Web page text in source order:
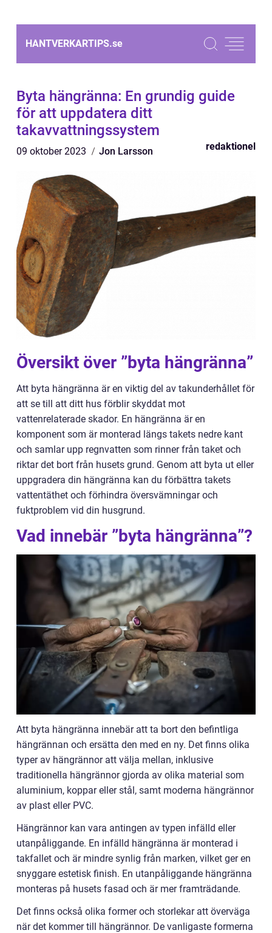
HANTVERKARTIPS.se
Byta hängränna: En grundig guide
för att uppdatera ditt
takavvattningssystem
09 oktober 2023 Jon Larsson redaktionel
Översikt över ”byta hängränna”
Att byta hängränna är en viktig del av takunderhållet för
att se till att ditt hus förblir skyddat mot
vattenrelaterade skador. En hängränna är en
komponent som är monterad längs takets nedre kant
och samlar upp regnvatten som rinner från taket och
riktar det bort från husets grund. Genom att byta ut eller
uppgradera din hängränna kan du förbättra takets
vattentäthet och förhindra översvämningar och
fuktproblem vid din husgrund.
Vad innebär ”byta hängränna”?
Att byta hängränna innebär att ta bort den befintliga
hängrännan och ersätta den med en ny. Det finns olika
typer av hängrännor att välja mellan, inklusive
traditionella hängrännor gjorda av olika material som
aluminium, koppar eller stål, samt moderna hängrännor
av plast eller PVC.
Hängrännor kan vara antingen av typen infälld eller
utanpåliggande. En infälld hängränna är monterad i
takfallet och är mindre synlig från marken, vilket ger en
snyggare estetisk finish. En utanpåliggande hängränna
monteras på husets fasad och är mer framträdande.
Det finns också olika former och storlekar att överväga
när det kommer till hängrännor. De vanligaste formerna